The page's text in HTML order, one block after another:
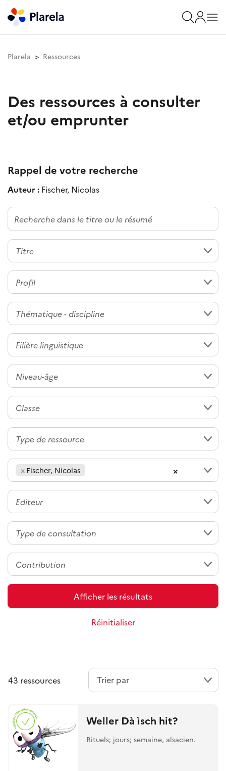
Plarela Ressources
Des ressources à consulter
et/ou emprunter
Rappel de votre recherche
Auteur : Fischer, Nicolas
×
× Fischer, Nicolas
Afficher les résultats
Réinitialiser
43 ressources
Weller Dà ìsch hit?
Rituels; jours; semaine, alsacien.